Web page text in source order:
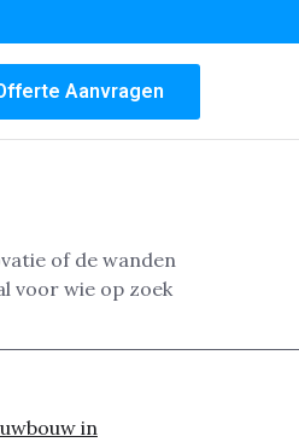
Aanvragen
of de wanden
voor wie op zoek
in